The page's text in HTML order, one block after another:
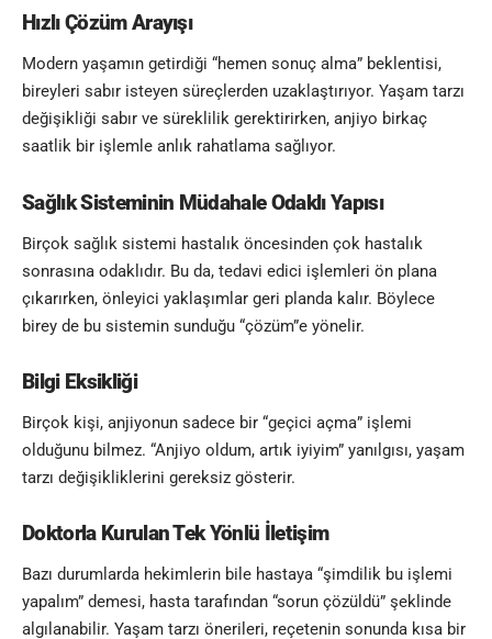
Hızlı Çözüm Arayışı
Modern yaşamın getirdiği “hemen sonuç alma” beklentisi,
bireyleri sabır isteyen süreçlerden uzaklaştırıyor. Yaşam tarzı
değişikliği sabır ve süreklilik gerektirirken, anjiyo birkaç
saatlik bir işlemle anlık rahatlama sağlıyor.
Sağlık Sisteminin Müdahale Odaklı Yapısı
Birçok sağlık sistemi hastalık öncesinden çok hastalık
sonrasına odaklıdır. Bu da, tedavi edici işlemleri ön plana
çıkarırken, önleyici yaklaşımlar geri planda kalır. Böylece
birey de bu sistemin sunduğu “çözüm”e yönelir.
Bilgi Eksikliği
Birçok kişi, anjiyonun sadece bir “geçici açma” işlemi
olduğunu bilmez. “Anjiyo oldum, artık iyiyim” yanılgısı, yaşam
tarzı değişikliklerini gereksiz gösterir.
Doktorla Kurulan Tek Yönlü İletişim
Bazı durumlarda hekimlerin bile hastaya “şimdilik bu işlemi
yapalım” demesi, hasta tarafından “sorun çözüldü” şeklinde
algılanabilir. Yaşam tarzı önerileri, reçetenin sonunda kısa bir